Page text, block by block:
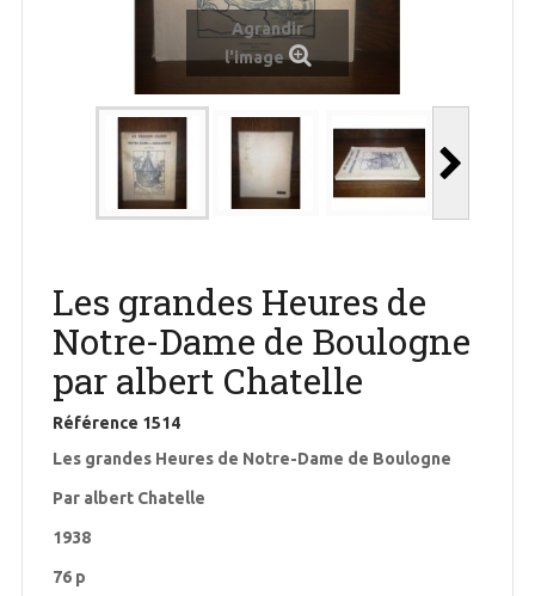
Agrandir
l'image
Les grandes Heures de
Notre-Dame de Boulogne
par albert Chatelle
Référence 1514
Les grandes Heures de Notre-Dame de Boulogne
Par albert Chatelle
1938
76 p